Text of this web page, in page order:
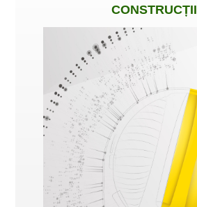
CONSTRUCȚII